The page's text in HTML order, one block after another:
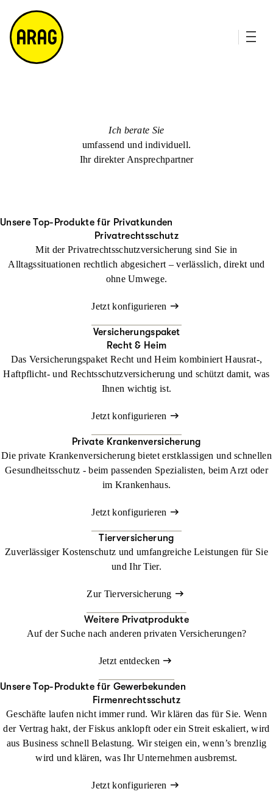
m
a
p
Ich berate Sie
umfassend und individuell.
Ihr direkter Ansprechpartner
Unsere Top-Produkte für Privatkunden
Privatrechtsschutz
Mit der Privatrechtsschutzversicherung sind Sie in
Alltagssituationen rechtlich abgesichert – verlässlich, direkt und
ohne Umwege.
Jetzt konfigurieren
Versicherungspaket
Recht & Heim
Das Versicherungspaket Recht und Heim kombiniert Hausrat-,
Haftpflicht- und Rechtsschutzversicherung und schützt damit, was
Ihnen wichtig ist.
Jetzt konfigurieren
Private Krankenversicherung
Die private Krankenversicherung bietet erstklassigen und schnellen
Gesundheitsschutz - beim passenden Spezialisten, beim Arzt oder
im Krankenhaus.
Jetzt konfigurieren
Tierversicherung
Zuverlässiger Kostenschutz und umfangreiche Leistungen für Sie
und Ihr Tier.
Zur Tierversicherung
Weitere Privatprodukte
Auf der Suche nach anderen privaten Versicherungen?
Jetzt entdecken
Unsere Top-Produkte für Gewerbekunden
Firmenrechtsschutz
Geschäfte laufen nicht immer rund. Wir klären das für Sie. Wenn
der Vertrag hakt, der Fiskus anklopft oder ein Streit eskaliert, wird
aus Business schnell Belastung. Wir steigen ein, wenn’s brenzlig
wird und klären, was Ihr Unternehmen ausbremst.
Jetzt konfigurieren